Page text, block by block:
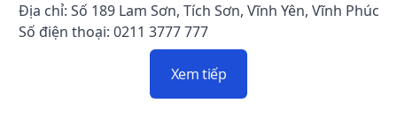
Địa chỉ: Số 189 Lam Sơn, Tích Sơn, Vĩnh Yên, Vĩnh Phúc
Số điện thoại: 0211 3777 777
Xem tiếp